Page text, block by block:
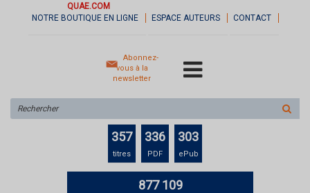
QUAE.COM
NOTRE BOUTIQUE EN LIGNE
ESPACE AUTEURS CONTACT
Abonnez-
vous à la
newsletter
sur
le
357
titres
336
PDF
303
ePub
877 109